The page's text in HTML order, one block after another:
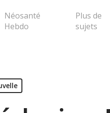
Néosanté
Hebdo
Plus de
sujets